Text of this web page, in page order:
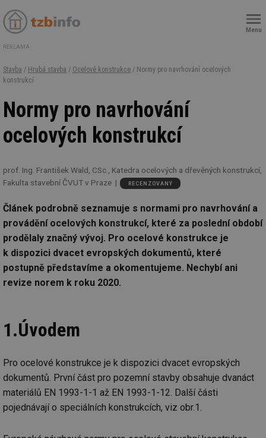
Menu
REKLAMA
Stavba / Hrubá stavba / Ocelové konstrukce / Normy pro navrhování ocelových
konstrukcí
Normy pro navrhování
ocelových konstrukcí
prof. Ing. František Wald, CSc., Katedra ocelových a dřevěných konstrukcí,
Fakulta stavební ČVUT v Praze
RECENZOVANÝ
Článek podrobně seznamuje s normami pro navrhování a
provádění ocelových konstrukcí, které za poslední období
prodělaly značný vývoj. Pro ocelové konstrukce je
k dispozici dvacet evropských dokumentů, které
postupně představíme a okomentujeme. Nechybí ani
revize norem k roku 2020.
1.Úvodem
Pro ocelové konstrukce je k dispozici dvacet evropských
dokumentů. První část pro pozemní stavby obsahuje dvanáct
materiálů EN 1993-1-1 až EN 1993-1-12. Další části
pojednávají o speciálních konstrukcích, viz obr.1.